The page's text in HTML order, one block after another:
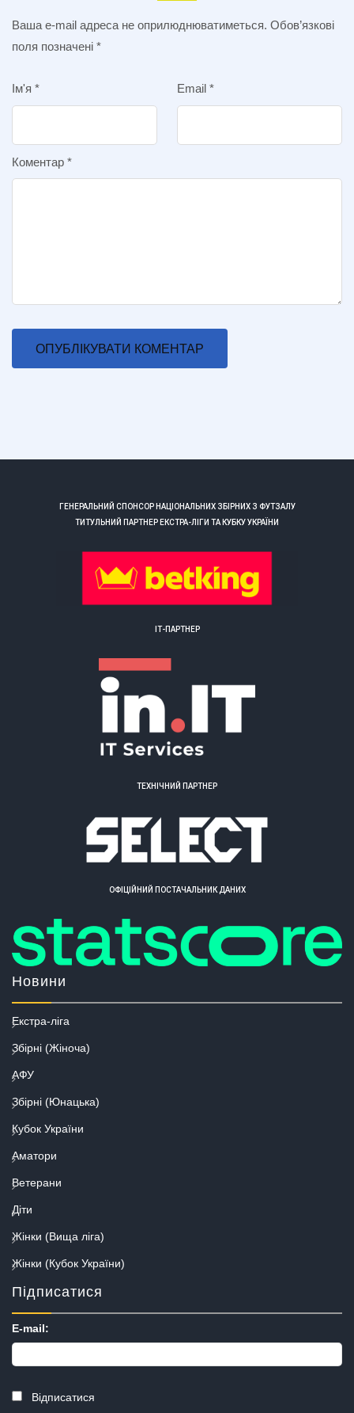
Ваша e-mail адреса не оприлюднюватиметься. Обов’язкові
поля позначені *
Ім'я * Email *
Коментар *
ГЕНЕРАЛЬНИЙ СПОНСОР НАЦІОНАЛЬНИХ ЗБІРНИХ З ФУТЗАЛУ
ТИТУЛЬНИЙ ПАРТНЕР ЕКСТРА-ЛІГИ ТА КУБКУ УКРАЇНИ
ІТ-ПАРТНЕР
ТЕХНІЧНИЙ ПАРТНЕР
ОФІЦІЙНИЙ ПОСТАЧАЛЬНИК ДАНИХ
Новини
Екстра-ліга
Збірні (Жіноча)
АФУ
Збірні (Юнацька)
Кубок України
Аматори
Ветерани
Діти
Жінки (Вища ліга)
Жінки (Кубок України)
Підписатися
E-mail:
Відписатися